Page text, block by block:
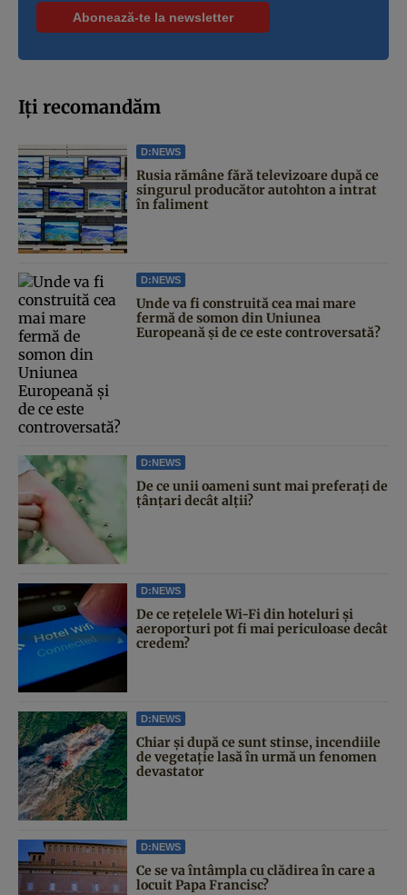
Iți recomandăm
D:NEWS
Rusia rămâne fără televizoare după ce
singurul producător autohton a intrat
în faliment
D:NEWS
Unde va fi construită cea mai mare
fermă de somon din Uniunea
Europeană și de ce este controversată?
D:NEWS
De ce unii oameni sunt mai preferați de
țânțari decât alții?
D:NEWS
De ce rețelele Wi-Fi din hoteluri și
aeroporturi pot fi mai periculoase decât
credem?
D:NEWS
Chiar și după ce sunt stinse, incendiile
de vegetație lasă în urmă un fenomen
devastator
D:NEWS
Ce se va întâmpla cu clădirea în care a
locuit Papa Francisc?